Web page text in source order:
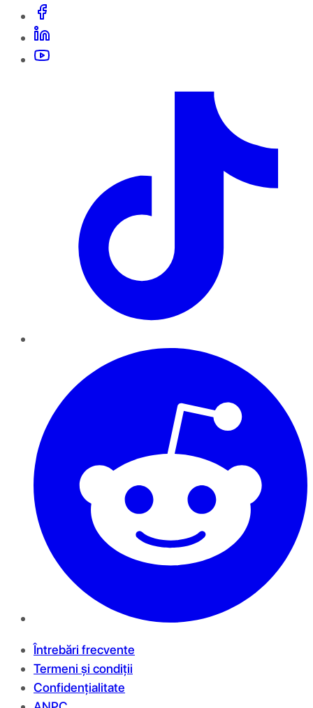
Întrebări frecvente
Termeni și condiții
Confidențialitate